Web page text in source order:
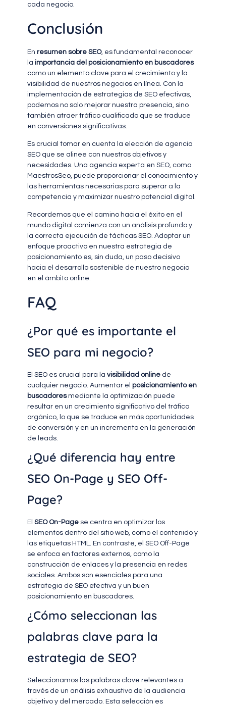
cada negocio.
Conclusión
En resumen sobre SEO, es fundamental reconocer
la importancia del posicionamiento en buscadores
como un elemento clave para el crecimiento y la
visibilidad de nuestros negocios en línea. Con la
implementación de estrategias de SEO efectivas,
podemos no solo mejorar nuestra presencia, sino
también atraer tráfico cualificado que se traduce
en conversiones significativas.
Es crucial tomar en cuenta la elección de agencia
SEO que se alinee con nuestros objetivos y
necesidades. Una agencia experta en SEO, como
MaestrosSeo, puede proporcionar el conocimiento y
las herramientas necesarias para superar a la
competencia y maximizar nuestro potencial digital.
Recordemos que el camino hacia el éxito en el
mundo digital comienza con un análisis profundo y
la correcta ejecución de tácticas SEO. Adoptar un
enfoque proactivo en nuestra estrategia de
posicionamiento es, sin duda, un paso decisivo
hacia el desarrollo sostenible de nuestro negocio
en el ámbito online.
FAQ
¿Por qué es importante el
SEO para mi negocio?
El SEO es crucial para la visibilidad onlinede
cualquier negocio. Aumentar el posicionamiento en
buscadoresmediante la optimización puede
resultar en un crecimiento significativo del tráfico
orgánico, lo que se traduce en más oportunidades
de conversión y en un incremento en la generación
de leads.
¿Qué diferencia hay entre
SEO On-Page y SEO Off-
Page?
El SEO On-Pagese centra en optimizar los
elementos dentro del sitio web, como el contenido y
las etiquetas HTML. En contraste, el SEO Off-Page
se enfoca en factores externos, como la
construcción de enlaces y la presencia en redes
sociales. Ambos son esenciales para una
estrategia de SEO efectiva y un buen
posicionamiento en buscadores.
¿Cómo seleccionan las
palabras clave para la
estrategia de SEO?
Seleccionamos las palabras clave relevantes a
través de un análisis exhaustivo de la audiencia
objetivo y del mercado. Esta selección es